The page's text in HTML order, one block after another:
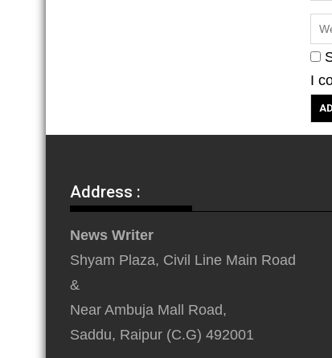
I
Address :
News Writer
Shyam Plaza, Civil Line Main Road
&
Near Ambuja Mall Road,
Saddu, Raipur (C.G) 492001